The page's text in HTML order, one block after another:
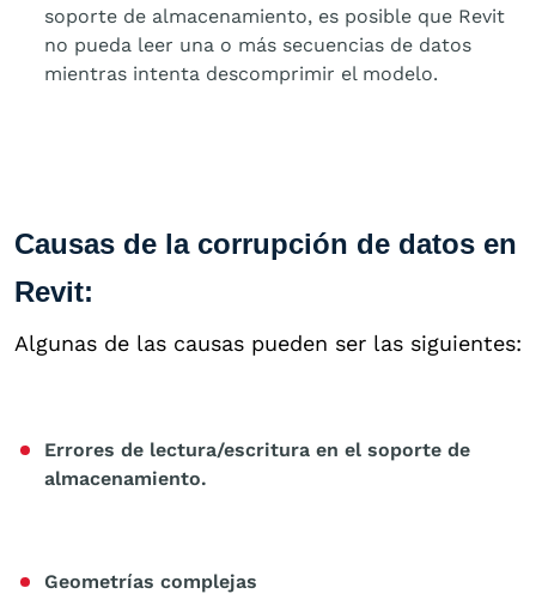
soporte de almacenamiento, es posible que Revit
no pueda leer una o más secuencias de datos
mientras intenta descomprimir el modelo.
Causas de la corrupción de datos en
Revit:
Algunas de las causas pueden ser las siguientes:
Errores de lectura/escritura en el soporte de
almacenamiento.
Geometrías complejas